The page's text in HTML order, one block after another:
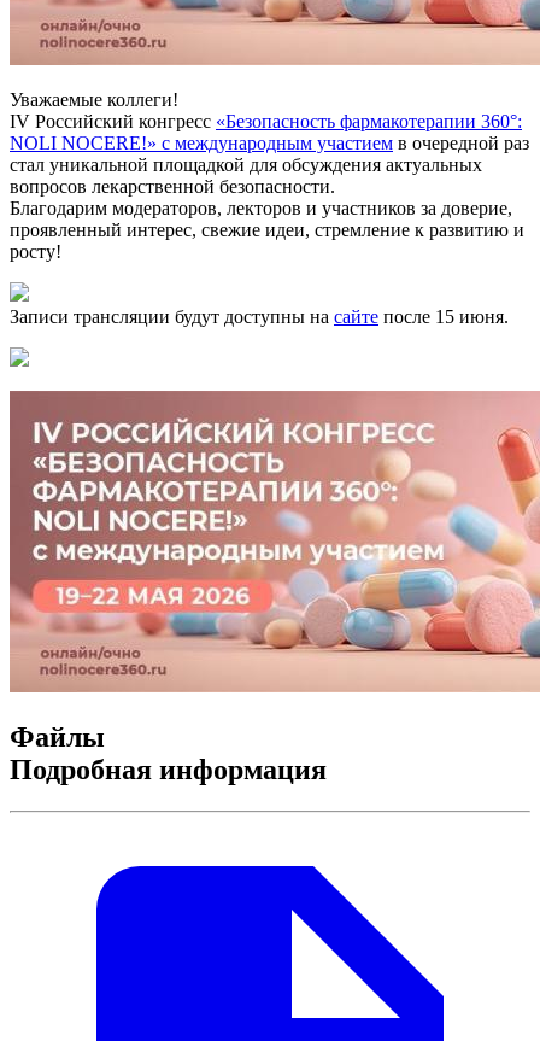
Уважаемые коллеги!
IV Российский конгресс «Безопасность фармакотерапии 360°:
NOLI NOCERE!» с международным участием в очередной раз
стал уникальной площадкой для обсуждения актуальных
вопросов лекарственной безопасности.
Благодарим модераторов, лекторов и участников за доверие,
проявленный интерес, свежие идеи, стремление к развитию и
росту!
Записи трансляции будут доступны на сайте после 15 июня.
Файлы
Подробная информация